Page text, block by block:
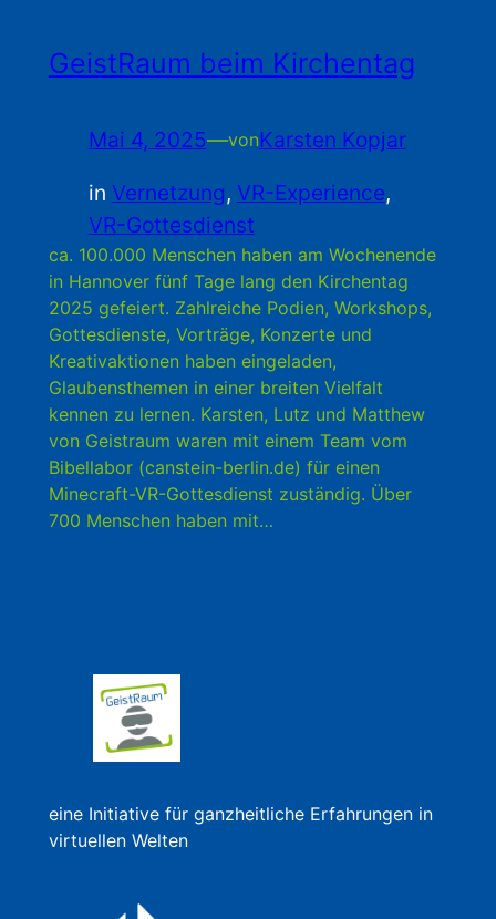
GeistRaum beim Kirchentag
Mai 4, 2025—vonKarsten Kopjar
in Vernetzung, VR-Experience
VR-Gottesdienst
ca. 100.000 Menschen haben am Wochenende
in Hannover fünf Tage lang den Kirchentag
2025 gefeiert. Zahlreiche Podien, Workshops,
Gottesdienste, Vorträge, Konzerte und
Kreativaktionen haben eingeladen,
Glaubensthemen in einer breiten Vielfalt
kennen zu lernen. Karsten, Lutz und Matthew
von Geistraum waren mit einem Team vom
Bibellabor (canstein-berlin.de) für einen
Minecraft-VR-Gottesdienst zuständig. Über
700 Menschen haben mit…
eine Initiative für ganzheitliche Erfahrungen in
virtuellen Welten